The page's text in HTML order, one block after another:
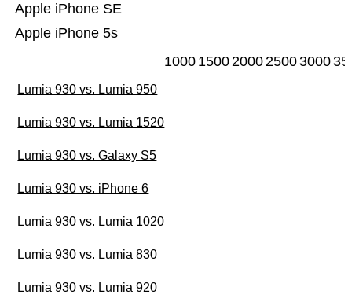
Apple iPhone 5s
Apple iPhone SE
1000 1500200025003000
Lumia 930 vs. Lumia 950
Lumia 930 vs. Lumia 1520
Lumia 930 vs. Galaxy S5
Lumia 930 vs. iPhone 6
Lumia 930 vs. Lumia 1020
Lumia 930 vs. Lumia 830
Lumia 930 vs. Lumia 920